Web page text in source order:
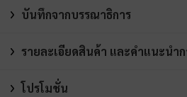
บันทึกจากบรรณาธิการ
รายละเอียดสินค้า และคำแนะนำ
โปรโมชั่น